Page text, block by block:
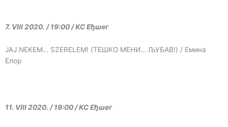
7. VIII 2020. / 19:00 / КС Еђшег
JAJ NEKEM… SZERELEM! (ТЕШКО МЕНИ… ЉУБАВ!) / Емина
Елор
11. VIII 2020. / 19:00 / КС Еђшег